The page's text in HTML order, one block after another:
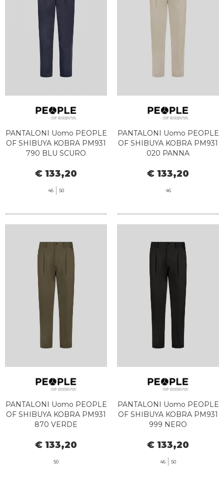
PANTALONI Uomo PEOPLE
OF SHIBUYA KOBRA PM931
790 BLU SCURO
€ 133,20
46 50
PANTALONI Uomo PEOPLE
OF SHIBUYA KOBRA PM931
020 PANNA
€ 133,20
46
PANTALONI Uomo PEOPLE
OF SHIBUYA KOBRA PM931
870 VERDE
€ 133,20
50
PANTALONI Uomo PEOPLE
OF SHIBUYA KOBRA PM931
999 NERO
€ 133,20
46 50